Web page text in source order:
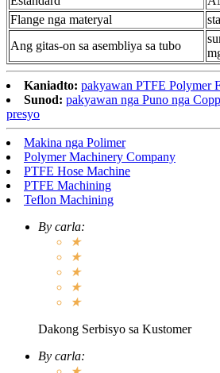
Flange nga materyal
Ang gitas-on sa asembliya sa tubo
Kaniadto: pakyawan PTFE Polymer
Sunod: pakyawan nga Puno nga
presyo
Makina nga Polimer
Polymer Machinery Company
PTFE Hose Machine
PTFE Machining
Teflon Machining
By carla:
★
★
★
★
★
Dakong Serbisyo sa Kustomer
By carla: